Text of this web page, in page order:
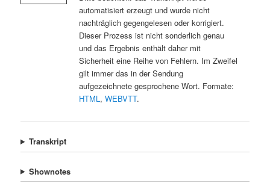
automatisiert erzeugt und wurde nicht
nachträglich gegengelesen oder korrigiert.
Dieser Prozess ist nicht sonderlich genau
und das Ergebnis enthält daher mit
Sicherheit eine Reihe von Fehlern. Im Zweifel
gilt immer das in der Sendung
aufgezeichnete gesprochene Wort. Formate:
HTML, WEBVTT.
Transkript
Shownotes